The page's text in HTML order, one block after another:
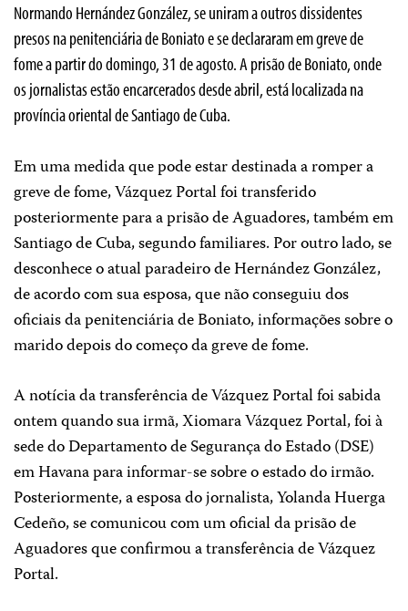
Normando Hernández González, se uniram a outros dissidentes
presos na penitenciária de Boniato e se declararam em greve de
fome a partir do domingo, 31 de agosto. A prisão de Boniato, onde
os jornalistas estão encarcerados desde abril, está localizada na
província oriental de Santiago de Cuba.
Em uma medida que pode estar destinada a romper a
greve de fome, Vázquez Portal foi transferido
posteriormente para a prisão de Aguadores, também em
Santiago de Cuba, segundo familiares. Por outro lado, se
desconhece o atual paradeiro de Hernández González,
de acordo com sua esposa, que não conseguiu dos
oficiais da penitenciária de Boniato, informações sobre o
marido depois do começo da greve de fome.
A notícia da transferência de Vázquez Portal foi sabida
ontem quando sua irmã, Xiomara Vázquez Portal, foi à
sede do Departamento de Segurança do Estado (DSE)
em Havana para informar-se sobre o estado do irmão.
Posteriormente, a esposa do jornalista, Yolanda Huerga
Cedeño, se comunicou com um oficial da prisão de
Aguadores que confirmou a transferência de Vázquez
Portal.